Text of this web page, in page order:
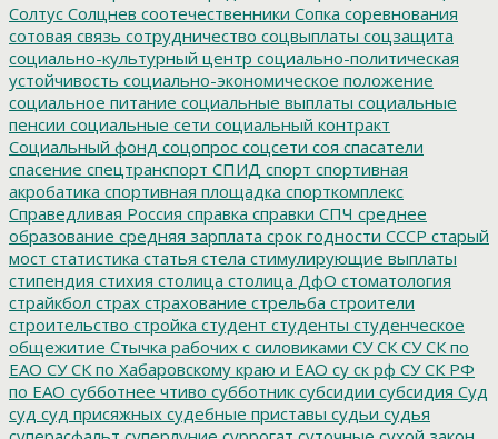
Солтус Солцнев соотечественники Сопка соревнования
сотовая связь сотрудничество соцвыплаты соцзащита
социально-культурный центр социально-политическая
устойчивость социально-экономическое положение
социальное питание социальные выплаты социальные
пенсии социальные сети социальный контракт
Социальный фонд соцопрос соцсети соя спасатели
спасение спецтранспорт СПИД спорт спортивная
акробатика спортивная площадка спорткомплекс
Справедливая Россия справка справки СПЧ среднее
образование средняя зарплата срок годности СССР старый
мост статистика статья стела стимулирующие выплаты
стипендия стихия столица столица ДфО стоматология
страйкбол страх страхование стрельба строители
строительство стройка студент студенты студенческое
общежитие Стычка рабочих с силовиками СУ СК СУ СК по
ЕАО СУ СК по Хабаровскому краю и ЕАО су ск рф СУ СК РФ
по ЕАО субботнее чтиво субботник субсидии субсидия Суд
суд суд присяжных судебные приставы судьи судья